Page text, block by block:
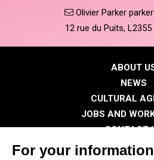
Olivier Parker
12 rue du Puits,
ABOUT
NEWS
CULTURAL
JOBS AND
CONTACT
PRESS